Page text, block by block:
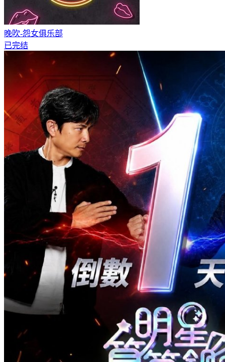
晚吹-怨女俱乐部
已完结